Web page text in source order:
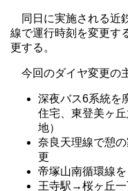
同日に実施される近
線で運行時刻を変更す
更する。
今回のダイヤ変更の
深夜バス6系統を
住宅、東登美ヶ
地）
奈良天理線で憩
更
帝塚山南循環線
王寺駅→桜ヶ丘一